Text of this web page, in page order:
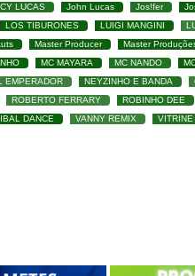
LUCAS John Lucas Jos!fer
LOS TIBURONES LUIGI MANGINI
Master Producer
Master
MC MAYARA MC NANDO
EMPERADOR NEYZINHO E BANDA
ROBERTO FERRARY
ROBINHO DEE
DANCE VANNY REMIX VITRINE